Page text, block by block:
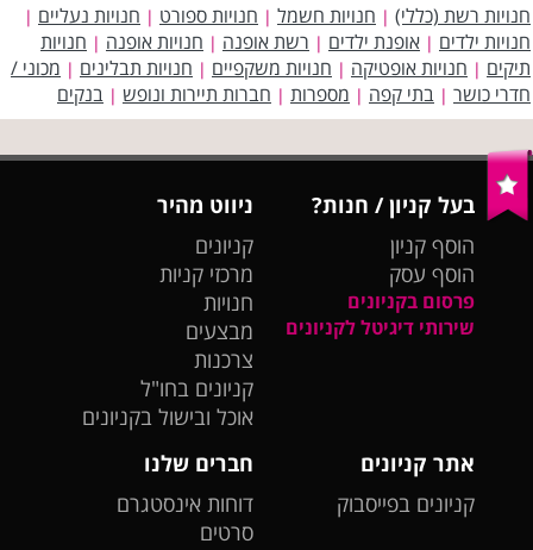
חנויות רשת (כללי) | חנויות חשמל | חנויות ספורט | חנויות נעליים |
חנויות ילדים | אופנת ילדים | רשת אופנה | חנויות אופנה | חנויות
תיקים | חנויות אופטיקה | חנויות משקפיים | חנויות תבלינים | מכוני /
חדרי כושר | בתי קפה | מספרות | חברות תיירות ונופש | בנקים
בעל קניון / חנות?
הוסף קניון
הוסף עסק
פרסום בקניונים
שירותי דיגיטל לקניונים
ניווט מהיר
קניונים
מרכזי קניות
חנויות
מבצעים
צרכנות
קניונים בחו"ל
אוכל ובישול בקניונים
אתר קניונים
קניונים בפייסבוק
חברים שלנו
דוחות אינסטגרם
סרטים